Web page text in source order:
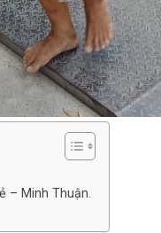
– Minh Thuận.